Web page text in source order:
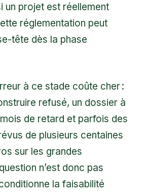
un projet est réellement
réglementation peut
tête dès la phase
à ce stade coûte cher :
refusé, un dossier à
de retard et parfois des
de plusieurs centaines
sur les grandes
n’est donc pas
la faisabilité